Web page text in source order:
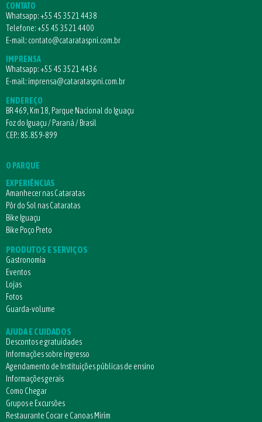
CONTATO
Whatsapp:+55 45 3521 4438
Telefone:+55 45 3521 4400
E-mail: contato@catarataspni.com.br
IMPRENSA
Whatsapp:+55 45 3521 4436
E-mail: imprensa@catarataspni.com.br
ENDEREÇO
BR 469, Km 18, Parque Nacional do Iguaçu
Foz do Iguaçu / Paraná / Brasil
CEP.: 85.859-899
O PARQUE
EXPERIÊNCIAS
Amanhecer nas Cataratas
Pôr do Sol nas Cataratas
Bike Iguaçu
Bike Poço Preto
PRODUTOS E SERVIÇOS
Gastronomia
Eventos
Lojas
Fotos
Guarda-volume
AJUDA E CUIDADOS
Descontos e gratuidades
Informações sobre ingresso
Agendamento de Instituições públicas de ensino
Informações gerais
Como Chegar
Grupos e Excursões
Restaurante Cocar e Canoas Mirim